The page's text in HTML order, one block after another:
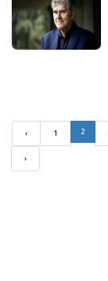
‹ 1 2
›